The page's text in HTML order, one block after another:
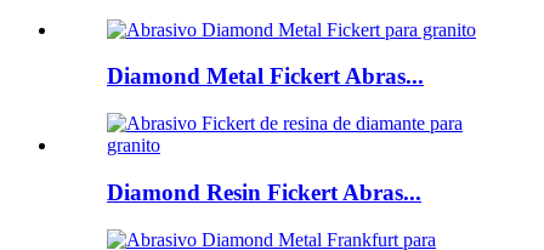
Diamond Metal Fickert Abras...
Diamond Resin Fickert Abras...